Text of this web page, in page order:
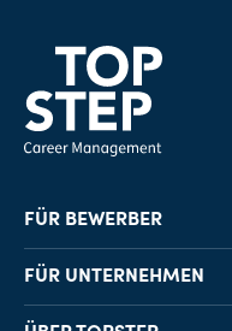
FÜR BEWERBER
Job-Finder
Karriereberatung
FÜR UNTERNEHMEN
Personalvermittlung